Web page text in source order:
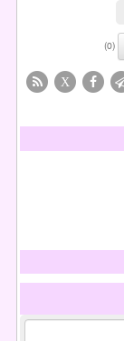
(0)
X